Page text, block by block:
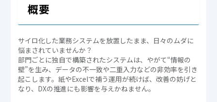
概要
サイロ化した業務システムを放置したまま、日々のムダに
悩まされていませんか？
部門ごとに独自で構築されたシステムは、やがて“情報の
壁”を生み、データの不一致や二重入力などの非効率を引き
起こします。紙やExcelで補う運用が続けば、改善の妨げと
なり、DXの推進にも影響を与えかねません。